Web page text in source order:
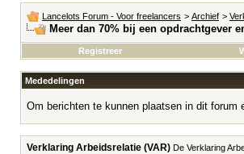
Lancelots Forum - Voor freelancers > Archief >
Meer dan 70% bij een opdrachtgever
Registreer
Mededelingen
Om berichten te kunnen plaatsen in dit
Verklaring Arbeidsrelatie (VAR) De Verklaring